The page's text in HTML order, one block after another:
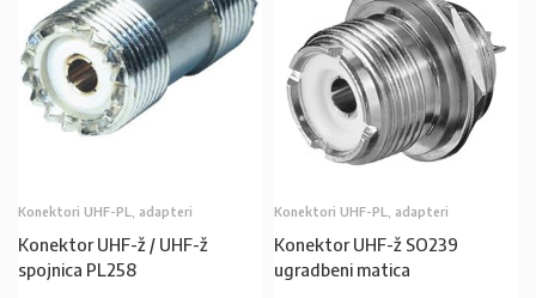
Konektori UHF-PL, adapteri
Konektor UHF-ž / UHF-ž
spojnica PL258
Konektori UHF-PL, adapteri
Konektor UHF-ž SO239
ugradbeni matica